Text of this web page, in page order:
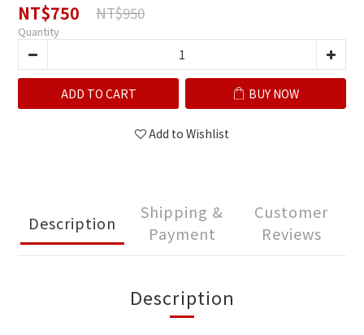
NT$750 NT$950
Quantity
ADD TO CART BUY NOW
Add to Wishlist
Description
Shipping &
Payment
Customer
Reviews
Description